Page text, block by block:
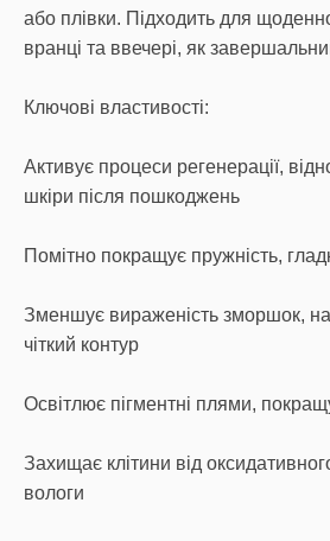
або плівки. Підходить для
вранці та ввечері, як
Ключові властивості:
Активує процеси регенерації,
шкіри після пошкоджень
Помітно покращує пружність,
Зменшує вираженість зморшок,
чіткий контур
Освітлює пігментні плями,
Захищає клітини від
вологи